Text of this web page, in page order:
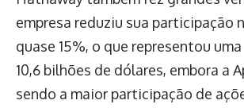
empresa reduziu sua participação
quase 15%, o que representou
10,6 bilhões de dólares, embora a
sendo a maior participação de